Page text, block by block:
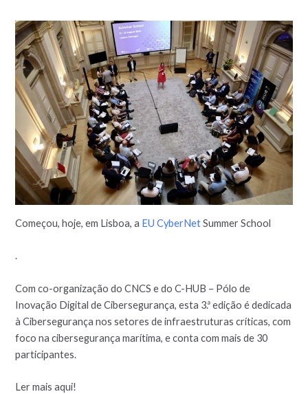
Começou, hoje, em Lisboa, a EU CyberNetSummer School
.
Com co-organização do CNCS e do C-HUB – Pólo de
Inovação Digital de Cibersegurança, esta 3.ª edição é dedicada
à Cibersegurança nos setores de infraestruturas críticas, com
foco na cibersegurança marítima, e conta com mais de 30
participantes.
Ler mais aqui!